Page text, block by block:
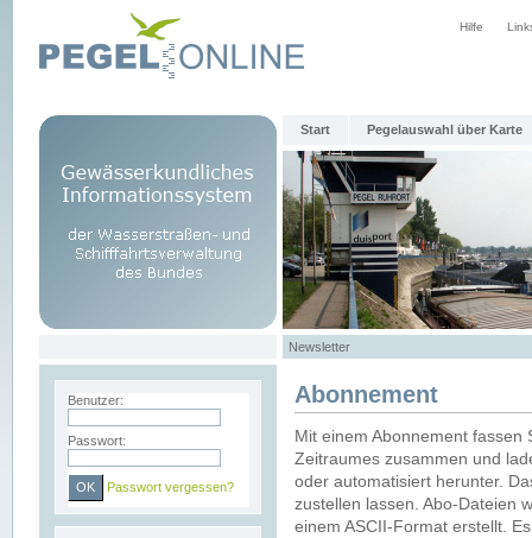
Hilfe
Start Pegelauswahl über Karte
Newsletter
Benutzer:
Passwort:
Passwort vergessen?
Abonnement
Mit einem Abonnement
Zeitraumes zusammen und
oder automatisiert herunter.
zustellen lassen. Abo-Dateien
einem ASCII-Format erstellt.